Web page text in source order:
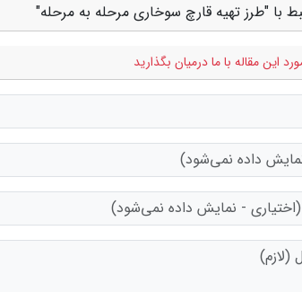
با "طرز تهیه قارچ سوخاری مرحله به مرحله"
این مقاله با ما درمیان بگذارید